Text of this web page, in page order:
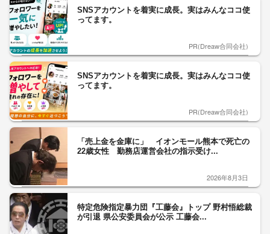
SNSアカウントを着実に成長。実はみんなココ使
ってます。
PR(Dreaw合同会社)
SNSアカウントを着実に成長。実はみんなココ使
ってます。
PR(Dreaw合同会社)
「売上金を金庫に」 イオンモール熊本で死亡の
22歳女性 勤務店運営会社の指示受け...
2026年8月3日
特定危険指定暴力団『工藤会』トップ 野村悟総裁
が引退 県公安委員会が公示 工藤会...